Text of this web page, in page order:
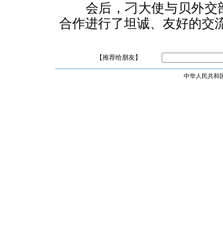
会后，刁大使与贝外交
合作进行了坦诚、友好的交
【推荐给朋友】
中华人民共和